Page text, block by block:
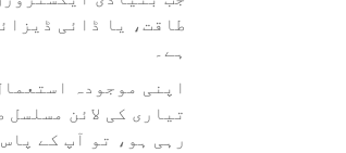
طاقت، یا ڈائی
ہے۔
اپنی موجودہ
رہی ہو، تو آپ کے